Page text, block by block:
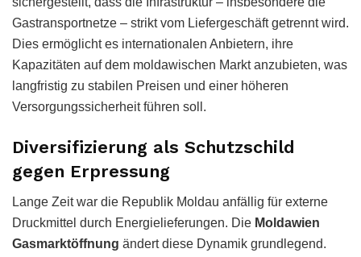
Gastransportnetze – strikt vom Liefergeschäft getrennt wird.
Dies ermöglicht es internationalen Anbietern, ihre
Kapazitäten auf dem moldawischen Markt anzubieten, was
langfristig zu stabilen Preisen und einer höheren
Versorgungssicherheit führen soll.
Diversifizierung als Schutzschild
gegen Erpressung
Lange Zeit war die Republik Moldau anfällig für externe
Druckmittel durch Energielieferungen. Die Moldawien
Gasmarktöffnung ändert diese Dynamik grundlegend.